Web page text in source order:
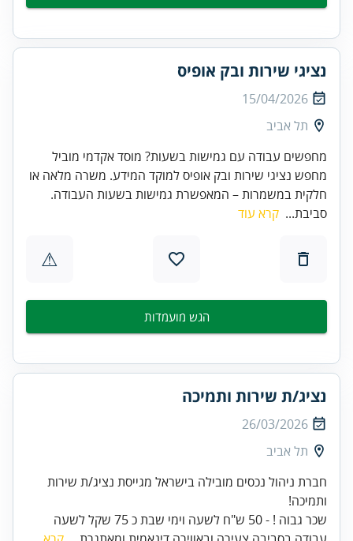
נציגי שירות ובק אופיס
15/04/2026
תל אביב
מחפשים עבודה עם גמישות בשעות? מוסד אקדמי מוביל
מחפש נציגי שירות ובק אופיס למוקד המידע. משרה מלאה או
חלקית במשמרות – המאפשרת גמישות בשעות העבודה.
סביבת... קרא עוד
⚠
הגש מועמדות
נציג/ת שירות ותמיכה
26/03/2026
תל אביב
חברת ניהול נכסים מובילה בישראל מגייסת נציג/ת שירות
שכר גבוה ! - 50 ש"ח לשעה וימי שבת כ 75 שקל לשעה